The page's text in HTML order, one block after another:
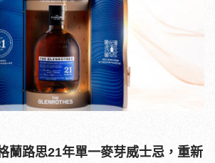
蘭路思21年單一麥芽威士忌，重新